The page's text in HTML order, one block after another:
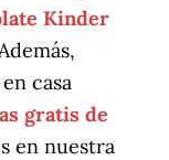
Kinder
en casa
gratis de
en nuestra